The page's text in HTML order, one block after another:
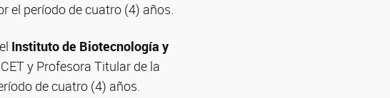
el período de cuatro (4) años.
Instituto de Biotecnología y
y Profesora Titular de la
de cuatro (4) años.